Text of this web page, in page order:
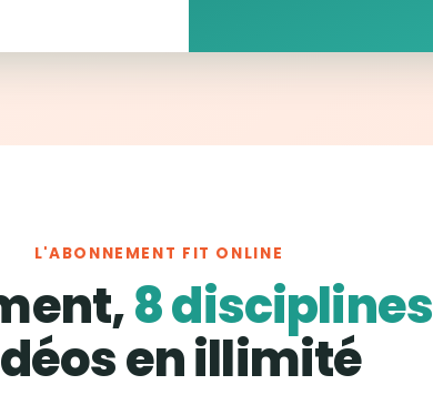
L'ABONNEMENT FIT ONLINE
8 disciplines
en illimité